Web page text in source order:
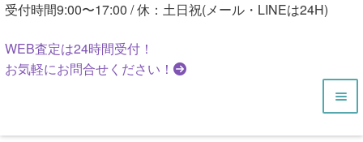
へ
キ
ッ
キ
プ
受付時間9:00〜17:00 / 休：土日祝(メール・LINEは24H)
WEB査定は24時間受付！
お気軽にお問合せください！
HOME